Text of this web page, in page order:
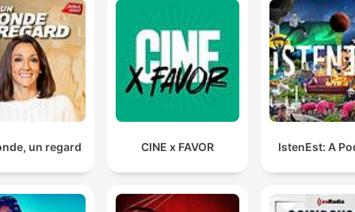
un regard CINE x FAVOR IstenEst: A